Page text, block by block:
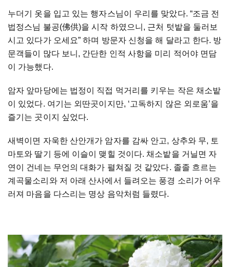
누더기 옷을 입고 있는 행자스님이 우리를 맞았다. “조금 전
법정스님 불공(佛供)을 시작 하였으니 , 근처 텃밭을 둘러보
시고 있다가 오세요”하며 방문자 신청을 해 달라고 한다. 방
문객들이
많다 보니 , 간단한 인적 사항을 미리 적어야 면담
이
가능했다.
암자 앞마당에는 법정이 직접 먹거리를 키우는 작은 채소밭
이
있었다. 여기는 외딴곳이지만, ‘고독하지 않은 외로움’을
즐기는 곳이지 싶었다.
새벽이면 자욱한 산안개가 암자를 감싸 안고, 상추와 무, 토
마토와 딸기 등에 이슬이 맺힐 것이다. 채소밭을 거닐면 자
연이
건네는 무언의 대화가 펼쳐질 것 같았다. 졸졸 흐르는
계곡물소리와 저 아래 산사에서 들려오는 풍경 소리가 어우
러져 마음을 다스리는 명상 음악처럼 들렸다.